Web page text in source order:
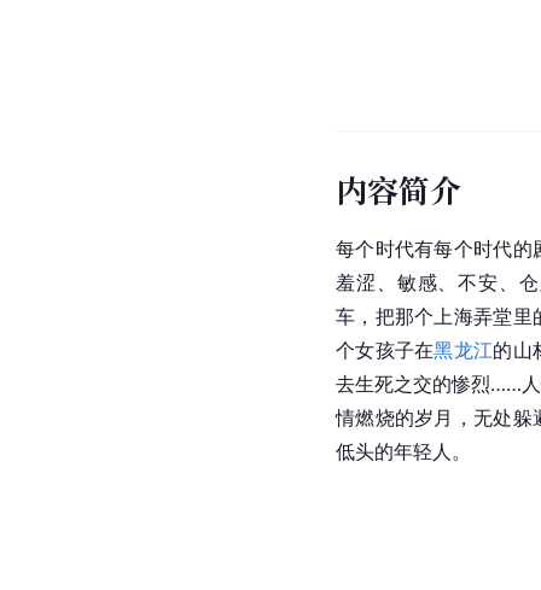
内容简介
每个时代有每个时代的
羞涩、敏感、不安、
车，把那个上海弄堂里
个女孩子在黑龙江的山
去生死之交的惨烈……
情燃烧的岁月，无处躲
低头的年轻人。